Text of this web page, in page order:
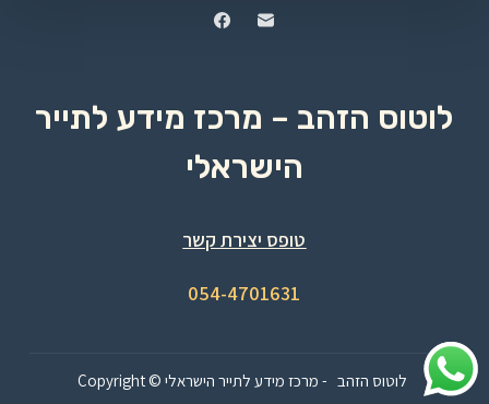
לוטוס הזהב – מרכז מידע לתייר
הישראלי
טופס יצירת קשר
054-4701631